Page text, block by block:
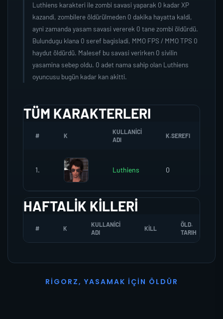
Luthiens karakteri ile zombi savasi yaparak 0 kadar XP
kazandi, zombilere öldürülmeden 0 dakika hayatta kaldi,
ayni zamanda yasam savasi vererek 0 tane zombi öldürdü.
Bulundugu klana 0 seref bagisladi, MMO FPS / MMO TPS 0
haydut öldürdü. Malesef bu savasi verirken 0 sivilin
yasamina sebep oldu. 0 adet nama sahip olan Luthiens
oyuncusu bugün kadar kan akitti.
TÜM KARAKTERLERI
# K
KULLANICI
ADI
K.SEREFI
1. Luthiens 0
HAFTALIK KILLERI
# K
KULLANICI
ADI
KILL
ÖLD.
TARIH
R I G O R Z, YASAMAK İ ÇI N Ö L D Ü R